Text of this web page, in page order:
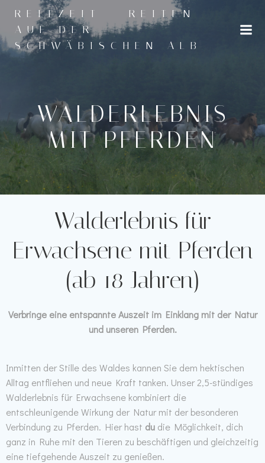
Inhalt
springen
REITZEIT - REITEN
AUF DER
SCHWÄBISCHEN ALB
WALDERLEBNIS
MIT PFERDEN
Walderlebnis für
Erwachsene mit Pferden
(ab 18 Jahren)
Verbringe eine entspannte Auszeit im Einklang mit der Natur
und unseren Pferden.
Inmitten der Stille des Waldes kannen Sie dem hektischen
Alltag entfliehen und neue Kraft tanken. Unser 2,5-stündiges
Walderlebnis für Erwachsene kombiniert die
entschleunigende Wirkung der Natur mit der besonderen
Verbindung zu Pferden. Hier hast du die Möglichkeit, dich
ganz in Ruhe mit den Tieren zu beschäftigen und gleichzeitig
eine tiefgehende Auszeit zu genießen.